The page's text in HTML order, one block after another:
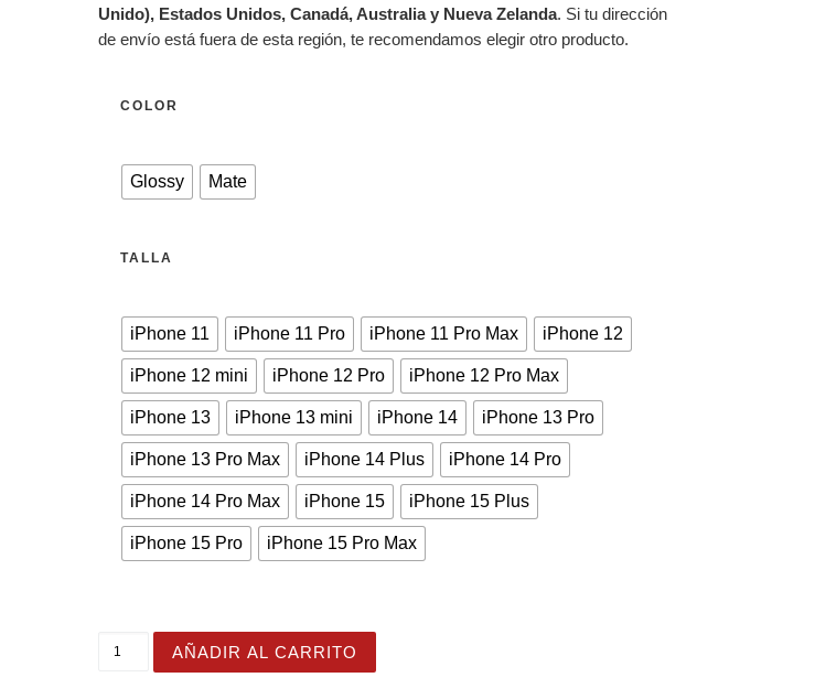
Unido), Estados Unidos, Canadá, Australia y Nueva Zelanda. Si tu dirección
de envío está fuera de esta región, te recomendamos elegir otro producto.
COLOR
Glossy Mate
TALLA
iPhone 11 iPhone 11 Pro iPhone 11 Pro Max iPhone 12
iPhone 12 mini iPhone 12 Pro iPhone 12 Pro Max
iPhone 13 iPhone 13 mini iPhone 14 iPhone 13 Pro
iPhone 13 Pro Max iPhone 14 Plus iPhone 14 Pro
iPhone 14 Pro Max iPhone 15 iPhone 15 Plus
iPhone 15 Pro iPhone 15 Pro Max
Funda dura para iPhone Sweet Lady: Protección Colorida y Estilo Floral cantidad
AÑADIR AL CARRITO